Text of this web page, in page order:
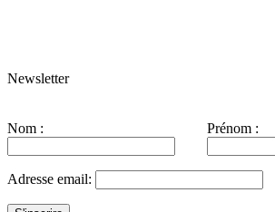
Newsletter
Nom : Prénom :
Adresse email: